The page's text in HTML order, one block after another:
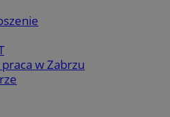
w Zabrzu